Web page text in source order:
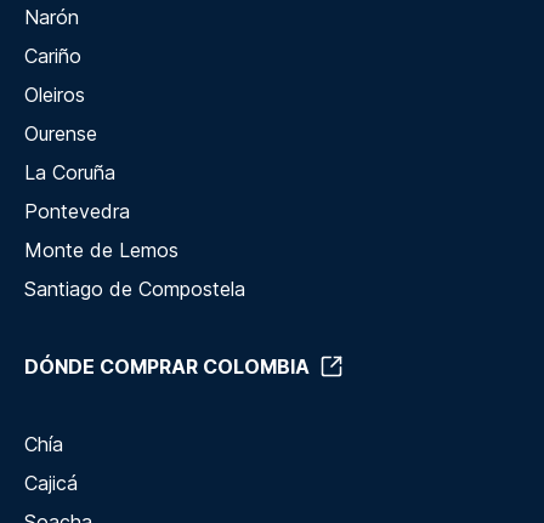
Narón
Cariño
Oleiros
Ourense
La Coruña
Pontevedra
Monte de Lemos
Santiago de Compostela
DÓNDE COMPRAR COLOMBIA
Chía
Cajicá